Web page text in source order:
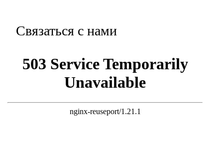
Связаться с нами